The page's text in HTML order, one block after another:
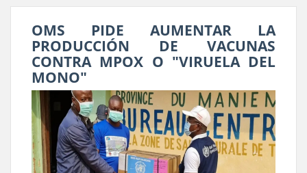
OMS PIDE AUMENTAR LA
PRODUCCIÓN DE VACUNAS
CONTRA MPOX O "VIRUELA DEL
MONO"